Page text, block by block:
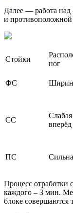
Далее — работа
и
Стойки
ног
ФС
СС
вперёд
ПС
Процесс отработки
каждого – 3 мин.
блоке совершаются